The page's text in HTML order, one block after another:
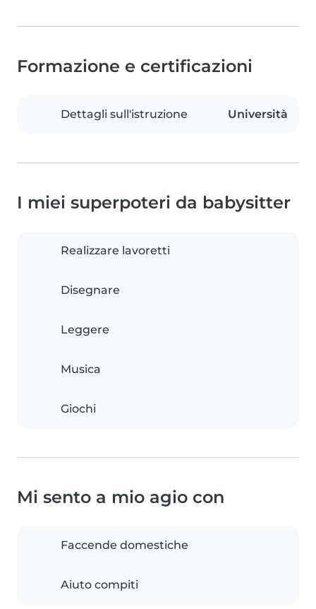
Formazione e certificazioni
Dettagli sull'istruzione Università
I miei superpoteri da babysitter
Realizzare lavoretti
Disegnare
Leggere
Musica
Giochi
Mi sento a mio agio con
Faccende domestiche
Aiuto compiti